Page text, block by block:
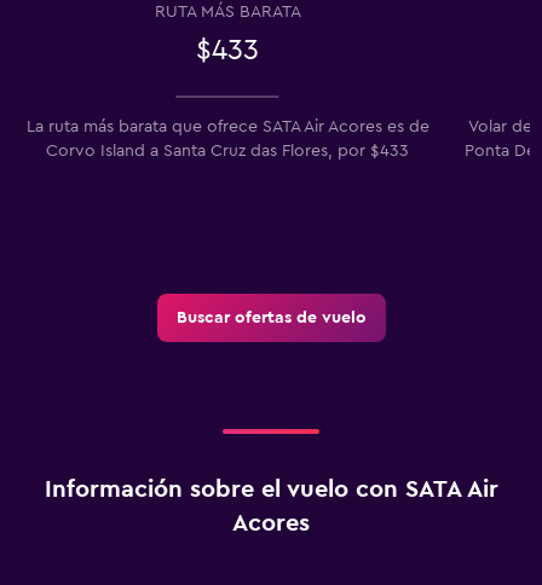
RUTA MÁS BARATA
$433
La ruta más barata que ofrece SATA Air Acores es de
Corvo Island a Santa Cruz das Flores, por $433
Volar de
Ponta
Buscar ofertas de vuelo
Información sobre el vuelo con SATA Air
Acores